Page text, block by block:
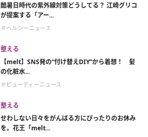
酷暑日時代の紫外線対策どうしてる？ 江崎グリコ
が提案する「アー...
＃ヘルシーニュース
整える
【melt】SNS発の“付け替えDIY”から着想！ 髪
の化粧水...
＃ビューティーニュース
整える
せわしない日々をがんばる方にぴったりのお休み
を。花王「melt...